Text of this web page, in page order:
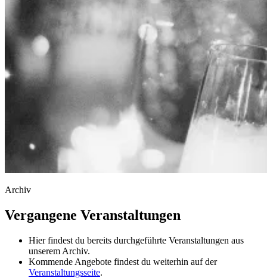
Archiv
Vergangene Veranstaltungen
Hier findest du bereits durchgeführte Veranstaltungen aus
unserem Archiv.
Kommende Angebote findest du weiterhin auf der
Veranstaltungsseite.